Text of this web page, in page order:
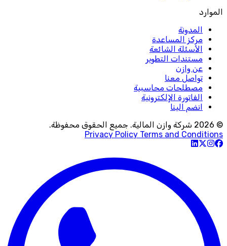
الموارد
المدونة
مركز المساعدة
الأسئلة الشائعة
مستندات التطوير
عن وازن
تواصل معنا
مصطلحات محاسبية
الفاتورة الإلكترونية
انضم الينا
© 2026 شركة وازن المالية. جميع الحقوق محفوظة.
Privacy Policy Terms and Conditions